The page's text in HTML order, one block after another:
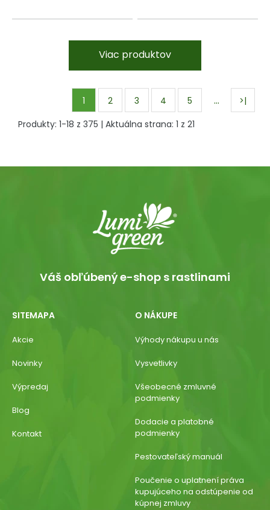
Viac produktov
1 2 3 4 5 …
>|
Produkty: 1-18 z 375 | Aktuálna strana: 1 z 21
Váš obľúbený e-shop s rastlinami
SITEMAPA
Akcie
Novinky
Výpredaj
Blog
Kontakt
O NÁKUPE
Výhody nákupu u nás
Vysvetlivky
Všeobecné zmluvné
podmienky
Dodacie a platobné
podmienky
Pestovateľský manuál
Poučenie o uplatnení práva
kupujúceho na odstúpenie od
kúpnej zmluvy